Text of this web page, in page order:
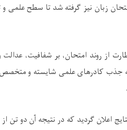
زبان نیز گرفته شد تا سطح علمی و
از روند امتحان، بر شفافیت،
که جذب کادرهای علمی شایسته و
اعلان گردید که در نتیجه آن دو تن